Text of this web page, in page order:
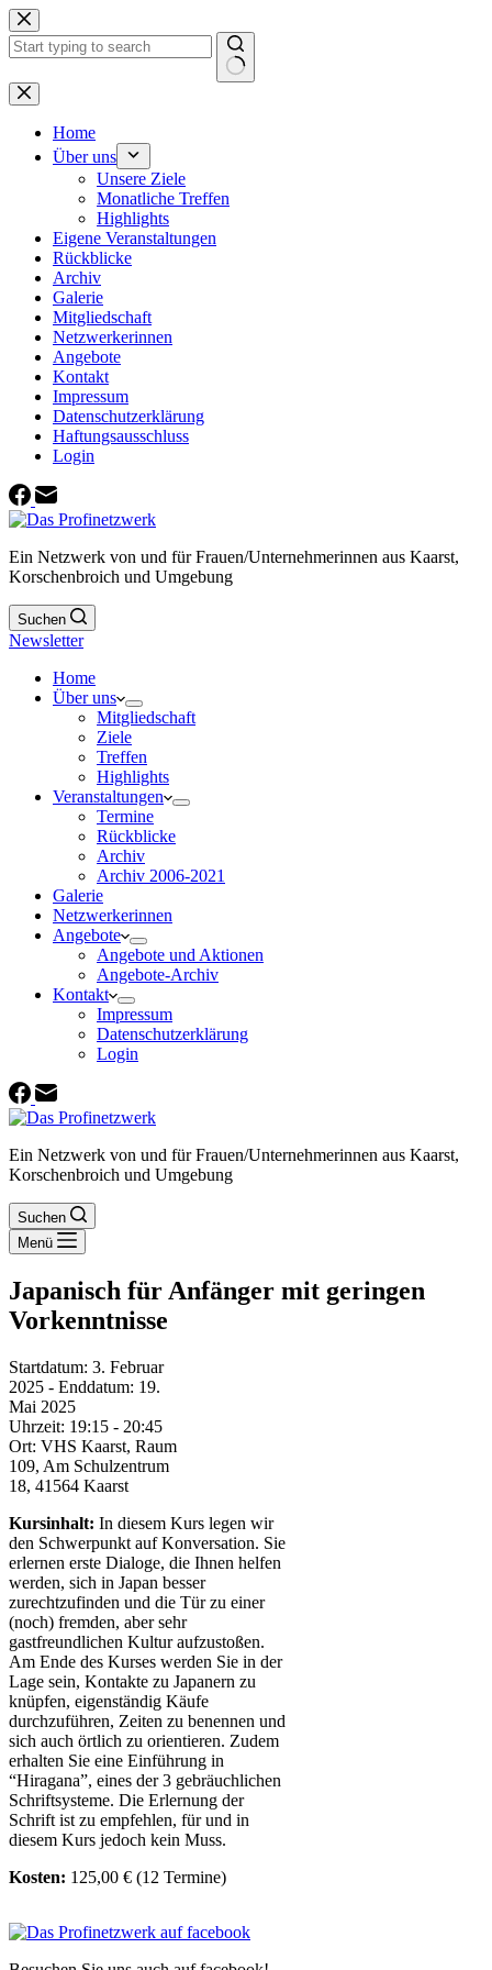
Zum
Inhalt
springen
Keine
Ergebnisse
Home
Über uns
Unsere Ziele
Monatliche Treffen
Highlights
Eigene Veranstaltungen
Rückblicke
Archiv
Galerie
Mitgliedschaft
Netzwerkerinnen
Angebote
Kontakt
Impressum
Datenschutzerklärung
Haftungsausschluss
Login
Ein Netzwerk von und für Frauen/Unternehmerinnen aus Kaarst,
Korschenbroich und Umgebung
Suchen
Newsletter
Home
Über uns
Mitgliedschaft
Ziele
Treffen
Highlights
Veranstaltungen
Termine
Rückblicke
Archiv
Archiv 2006-2021
Galerie
Netzwerkerinnen
Angebote
Angebote und Aktionen
Angebote-Archiv
Kontakt
Impressum
Datenschutzerklärung
Login
Ein Netzwerk von und für Frauen/Unternehmerinnen aus Kaarst,
Korschenbroich und Umgebung
Suchen
Menü
Japanisch für Anfänger mit geringen
Vorkenntnisse
Startdatum: 3. Februar
2025 - Enddatum: 19.
Mai 2025
Uhrzeit: 19:15 - 20:45
Ort: VHS Kaarst, Raum
109, Am Schulzentrum
18, 41564 Kaarst
Kursinhalt: In diesem Kurs legen wir
den Schwerpunkt auf Konversation. Sie
erlernen erste Dialoge, die Ihnen helfen
werden, sich in Japan besser
zurechtzufinden und die Tür zu einer
(noch) fremden, aber sehr
gastfreundlichen Kultur aufzustoßen.
Am Ende des Kurses werden Sie in der
Lage sein, Kontakte zu Japanern zu
knüpfen, eigenständig Käufe
durchzuführen, Zeiten zu benennen und
sich auch örtlich zu orientieren. Zudem
erhalten Sie eine Einführung in
“Hiragana”, eines der 3 gebräuchlichen
Schriftsysteme. Die Erlernung der
Schrift ist zu empfehlen, für und in
diesem Kurs jedoch kein Muss.
Kosten: 125,00 € (12 Termine)